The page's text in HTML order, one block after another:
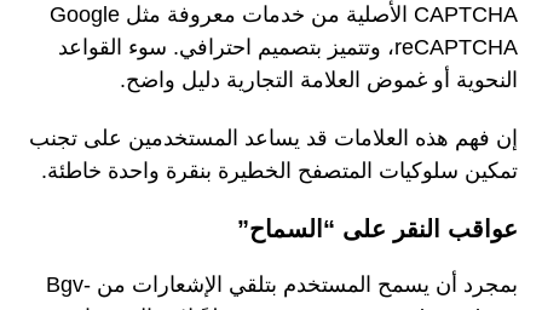
CAPTCHA الأصلية من خدمات معروفة مثل Google
reCAPTCHA، وتتميز بتصميم احترافي. سوء القواعد
النحوية أو غموض العلامة التجارية دليل واضح.
إن فهم هذه العلامات قد يساعد المستخدمين على تجنب
تمكين سلوكيات المتصفح الخطيرة بنقرة واحدة خاطئة.
عواقب النقر على “السماح”
بمجرد أن يسمح المستخدم بتلقي الإشعارات من Bgv-